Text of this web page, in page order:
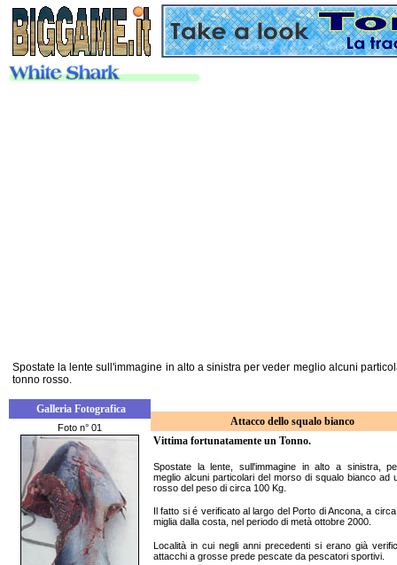
Spostate la lente sull'immagine in alto a sinistra per veder meglio alcuni
tonno rosso.
Galleria Fotografica
Foto n° 01
Attacco dello squalo bianco
Vittima fortunatamente un Tonno.
Spostate la lente, sull'immagine in alto a sinistra,
meglio alcuni particolari del morso di squalo bianco ad
rosso del peso di circa 100 Kg.
Il fatto si é verificato al largo del Porto di Ancona, a
miglia dalla costa, nel periodo di metà ottobre 2000.
Località in cui negli anni precedenti si erano già
attacchi a grosse prede pescate da pescatori sportivi.